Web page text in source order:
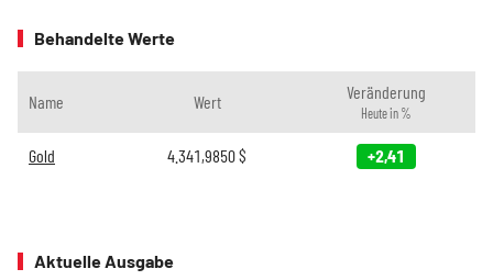
Behandelte Werte
Name Wert Veränderung
Heute in %
Gold 4.341,9850$ +2,41
Aktuelle Ausgabe